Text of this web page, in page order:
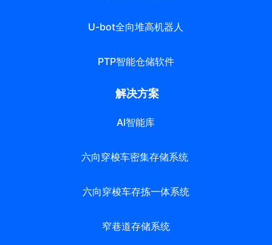
U-bot全向堆高机器人
PTP智能仓储软件
解决方案
AI智能库
六向穿梭车密集存储系统
六向穿梭车存拣一体系统
窄巷道存储系统